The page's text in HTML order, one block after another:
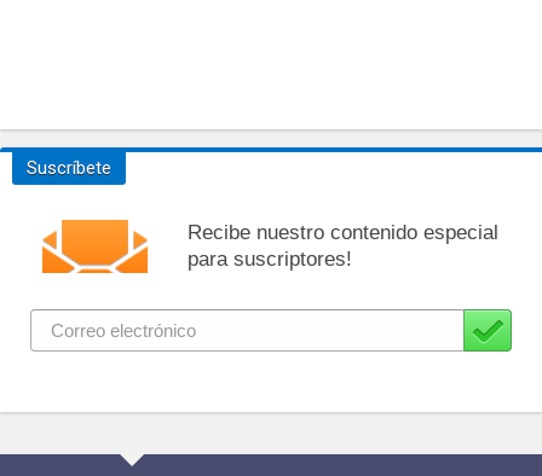
Suscríbete
Recibe nuestro contenido especial
para suscriptores!